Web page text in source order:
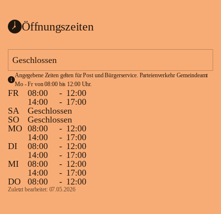
Öffnungszeiten
Geschlossen
Angegebene Zeiten gelten für Post und Bürgerservice. Parteienverkehr Gemeindeamt
Mo - Fr von 08:00 bis 12:00 Uhr.
FR 08:00 - 12:00
14:00
- 17:00
SA
Geschlossen
SO
Geschlossen
MO 08:00 - 12:00
14:00
- 17:00
DI
08:00 - 12:00
14:00
- 17:00
MI
08:00 - 12:00
14:00
- 17:00
DO
08:00 - 12:00
Zuletzt bearbeitet: 07.05.2026